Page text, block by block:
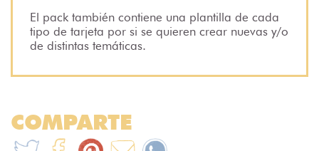
El pack también contiene una plantilla de cada
tipo de tarjeta por si se quieren crear nuevas y/o
de distintas temáticas.
COMPARTE